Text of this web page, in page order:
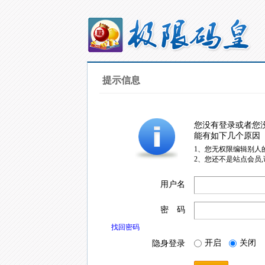
提示信息
您没有登录或者您
能有如下几个原因
1、您无权限编辑别人
2、您还不是站点会员
用户名
密 码
找回密码
隐身登录 开启 关闭